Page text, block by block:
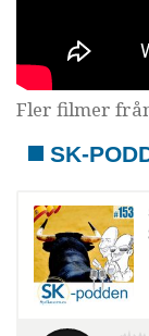
Fler filmer
SK-